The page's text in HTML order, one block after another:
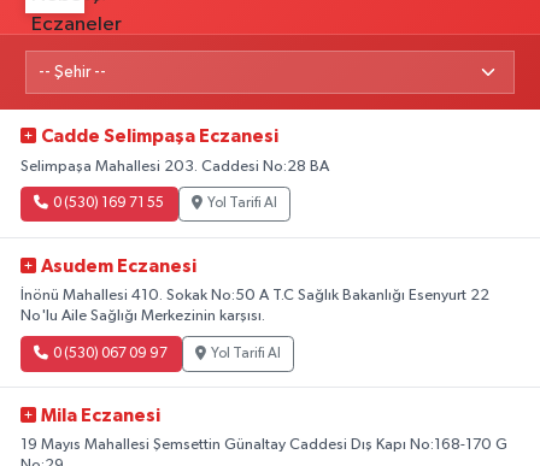
Cadde Selimpaşa Eczanesi
Selimpaşa Mahallesi 203. Caddesi No:28 BA
0 (530) 169 71 55 Yol Tarifi Al
Asudem Eczanesi
İnönü Mahallesi 410. Sokak No:50 A T.C Sağlık Bakanlığı Esenyurt 22
No'lu Aile Sağlığı Merkezinin karşısı.
0 (530) 067 09 97 Yol Tarifi Al
Mila Eczanesi
19 Mayıs Mahallesi Şemsettin Günaltay Caddesi Dış Kapı No:168-170 G